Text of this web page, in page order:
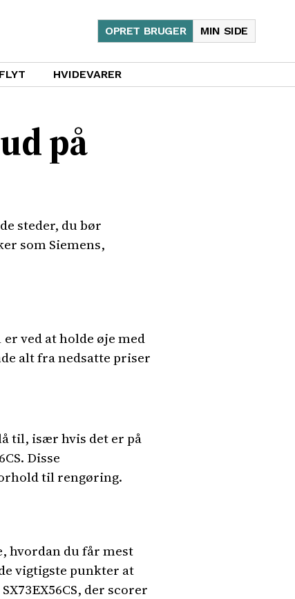
MIN SIDE
OPRET BRUGER
FLYT HVIDEVARER
på
steder, du bør
som Siemens,
ved at holde øje med
alt fra nedsatte priser
til, især hvis det er på
Disse
til rengøring.
hvordan du får mest
vigtigste punkter at
der scorer